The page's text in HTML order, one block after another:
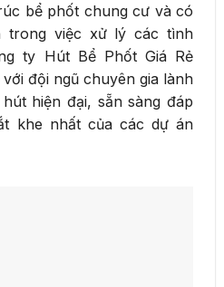
bể phốt chung cư và có
trong việc xử lý các tình
ty Hút Bể Phốt Giá Rẻ
đội ngũ chuyên gia lành
hiện đại, sẵn sàng đáp
khe nhất của các dự án